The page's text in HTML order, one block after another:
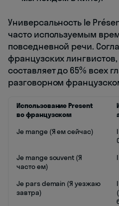
Универсальность le
часто используемым
повседневной речи.
французских
составляет до 65% всех
разговорном
Использование Present
во французском
Je mange (Я ем сейчас)
Je mange souvent (Я
часто ем)
Je pars demain (Я уезжаю
завтра)